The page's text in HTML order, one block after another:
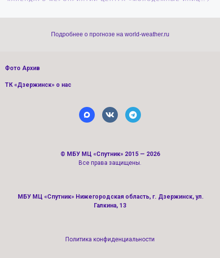
Подробнее о прогнозе на world-weather.ru
Фото Архив
ТК «Дзержинск» о нас
© МБУ МЦ «Спутник» 2015 — 2026
Все права защищены.
МБУ МЦ «Спутник» Нижегородская область, г. Дзержинск, ул.
Галкина, 13
Политика конфиденциальности